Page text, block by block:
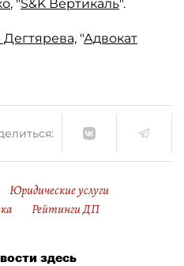
, "S&K Вертикаль".
"Адвокат
Юридические услуги
Рейтинги ДП
здесь